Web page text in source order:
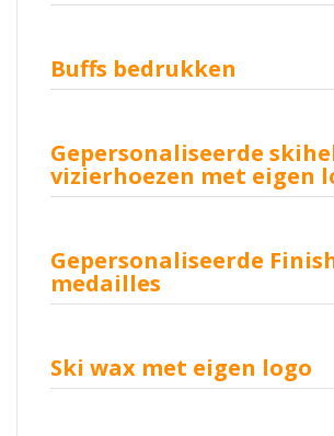
Buffs bedrukken
Gepersonaliseerde
vizierhoezen met eigen
Gepersonaliseerde
medailles
Ski wax met eigen logo